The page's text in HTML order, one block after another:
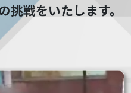
挑戦をいたします。